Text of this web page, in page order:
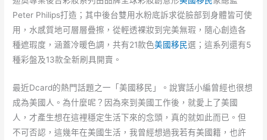
Peter Philips打造；其中後台雙用水粉底訴求從臉部到身體皆可使
用，水感質地可層層疊擦，從輕透裸妝到完美無瑕，隨心創造各
種遮瑕度，涵蓋冷暖色調，共有21款色美國移民選；這系列還有5
種彩盤及13款全新刷具開賣。
最近Dcard的熱門話題之一「美國移民」。說實話小編曾經也很想
成為美國人。為什麼呢？因為來到美國工作後，就愛上了美國
人，才產生想在這裡穩定生活下來的念頭，真的就如此而已。但
不可否認，這幾年在美國生活，我曾經想過我若有美國籍，也許